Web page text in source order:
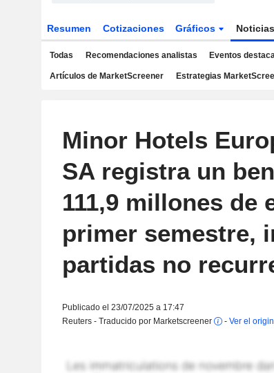
Resumen Cotizaciones Gráficos Noticias
Todas Recomendaciones analistas Eventos
Artículos de MarketScreener Estrategias
Minor Hotels
SA registra un
111,9 millones de
primer semestre,
partidas no
Publicado el 23/07/2025 a 17:47
Reuters - Traducido por Marketscreener
- Ver el